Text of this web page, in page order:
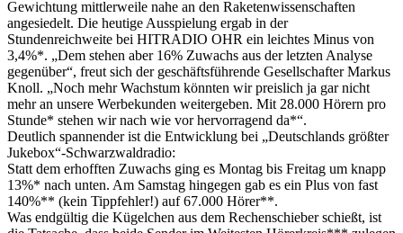
Gewichtung mittlerweile nahe an den Raketenwissenschaften
angesiedelt. Die heutige Ausspielung ergab in der
Stundenreichweite bei HITRADIO OHR ein leichtes Minus von
3,4%*. „Dem stehen aber 16% Zuwachs aus der letzten Analyse
gegenüber“, freut sich der geschäftsführende Gesellschafter Markus
Knoll. „Noch mehr Wachstum könnten wir preislich ja gar nicht
mehr an unsere Werbekunden weitergeben. Mit 28.000 Hörern pro
Stunde* stehen wir nach wie vor hervorragend da*“.
Deutlich spannender ist die Entwicklung bei „Deutschlands größter
Jukebox“-Schwarzwaldradio:
Statt dem erhofften Zuwachs ging es Montag bis Freitag um knapp
13%* nach unten. Am Samstag hingegen gab es ein Plus von fast
140%** (kein Tippfehler!) auf 67.000 Hörer**.
Was endgültig die Kügelchen aus dem Rechenschieber schießt, ist